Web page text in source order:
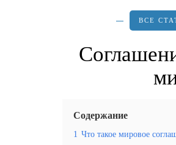
ВСЕ
Содержание
1 Что такое мировое